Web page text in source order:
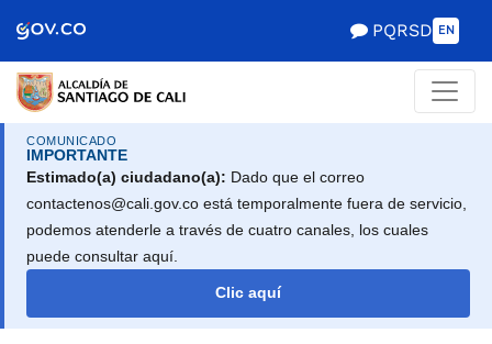
de Santiago
PQRSD EN
COMUNICADO
IMPORTANTE
Estimado(a) ciudadano(a): Dado que el correo
contactenos@cali.gov.co está temporalmente fuera de servicio,
podemos atenderle a través de cuatro canales, los cuales
puede consultar aquí.
Clic aquí